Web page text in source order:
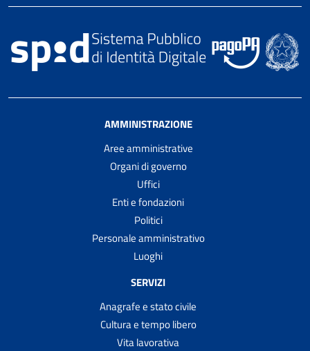
AMMINISTRAZIONE
Aree amministrative
Organi di governo
Uffici
Enti e fondazioni
Politici
Personale amministrativo
Luoghi
SERVIZI
Anagrafe e stato civile
Cultura e tempo libero
Vita lavorativa